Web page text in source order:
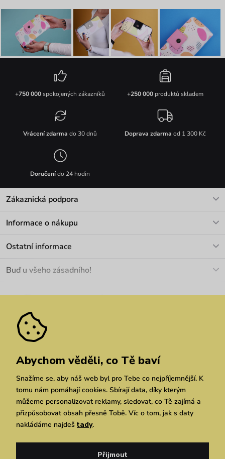
+750 000spokojených zákazníků +250 000produktů skladem
Vrácení zdarma do 30 dnů Doprava zdarma od 1 300 Kč
Doručenído 24 hodin
Zákaznická podpora
Informace o nákupu
Materiály a údržba
Pozáruční opravy
Ostatní informace
Velkoobchod
We Care
Dárkové poukazy
Vuchlook
Prodejny
Praha Brno Chrudim
Buď u všeho zásadního!
Zásady ochrany osobních údajů
Simplia.cz
Abychom věděli, co Tě baví
Snažíme se, aby náš web byl pro Tebe co nejpříjemnější. K
tomu nám pomáhají cookies. Sbírají data, díky kterým
můžeme personalizovat reklamy, sledovat, co Tě zajímá a
přizpůsobovat obsah přesně Tobě. Víc o tom, jak s daty
nakládáme najdeš tady.
Přijmout